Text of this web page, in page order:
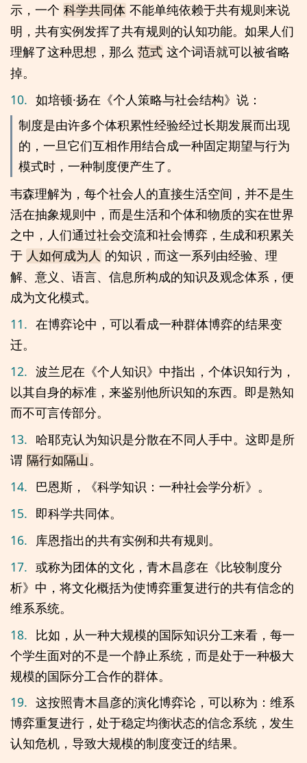
示，一个 科学共同体 不能单纯依赖于共有规则来说
明，共有实例发挥了共有规则的认知功能。如果人们
理解了这种思想，那么 范式 这个词语就可以被省略
掉。
10. 如培顿·扬在《个人策略与社会结构》说：
制度是由许多个体积累性经验经过长期发展而出现
的，一旦它们互相作用结合成一种固定期望与行为
模式时，一种制度便产生了。
韦森理解为，每个社会人的直接生活空间，并不是生
活在抽象规则中，而是生活和个体和物质的实在世界
之中，人们通过社会交流和社会博弈，生成和积累关
于 人如何成为人 的知识，而这一系列由经验、理
解、意义、语言、信息所构成的知识及观念体系，便
成为文化模式。
11. 在博弈论中，可以看成一种群体博弈的结果变
迁。
12. 波兰尼在《个人知识》中指出，个体识知行为，
以其自身的标准，来鉴别他所识知的东西。即是熟知
而不可言传部分。
13. 哈耶克认为知识是分散在不同人手中。这即是所
谓 隔行如隔山 。
14. 巴恩斯，《科学知识：一种社会学分析》。
15. 即科学共同体。
16.
库恩指出的共有实例和共有规则。
17. 或称为团体的文化，青木昌彦在《比较制度分
析》中，将文化概括为使博弈重复进行的共有信念的
维系系统。
18. 比如，从一种大规模的国际知识分工来看，每一
个学生面对的不是一个静止系统，而是处于一种极大
规模的国际分工合作的群体。
19. 这按照青木昌彦的演化博弈论，可以称为：维系
博弈重复进行，处于稳定均衡状态的信念系统，发生
认知危机，导致大规模的制度变迁的结果。